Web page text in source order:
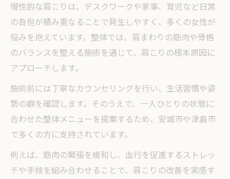
慢性的な肩こりは、デスクワークや家事、育児など日常
の負担が積み重なることで発生しやすく、多くの女性が
悩みを抱えています。整体では、肩まわりの筋肉や骨格
のバランスを整える施術を通じて、肩こりの根本原因に
アプローチします。
施術前には丁寧なカウンセリングを行い、生活習慣や姿
勢の癖を確認します。そのうえで、一人ひとりの状態に
合わせた整体メニューを提案するため、安城市や津島市
で多くの方に支持されています。
例えば、筋肉の緊張を緩和し、血行を促進するストレッ
チや手技を組み合わせることで、肩こりの改善を実感す